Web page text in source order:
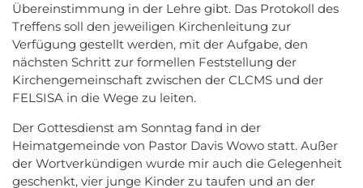
Übereinstimmung in der Lehre gibt. Das Protokoll des
Treffens soll den jeweiligen Kirchenleitung zur
Verfügung gestellt werden, mit der Aufgabe, den
nächsten Schritt zur formellen Feststellung der
Kirchengemeinschaft zwischen der CLCMS und der
FELSISA in die Wege zu leiten.
Der Gottesdienst am Sonntag fand in der
Heimatgemeinde von Pastor Davis Wowo statt. Außer
der Wortverkündigen wurde mir auch die Gelegenheit
geschenkt, vier junge Kinder zu taufen und an der